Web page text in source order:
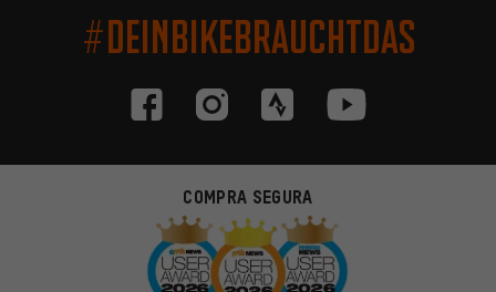
#DEINBIKEBRAUCHTDAS
COMPRA SEGURA